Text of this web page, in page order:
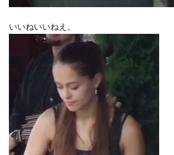
いいねいいねえ。